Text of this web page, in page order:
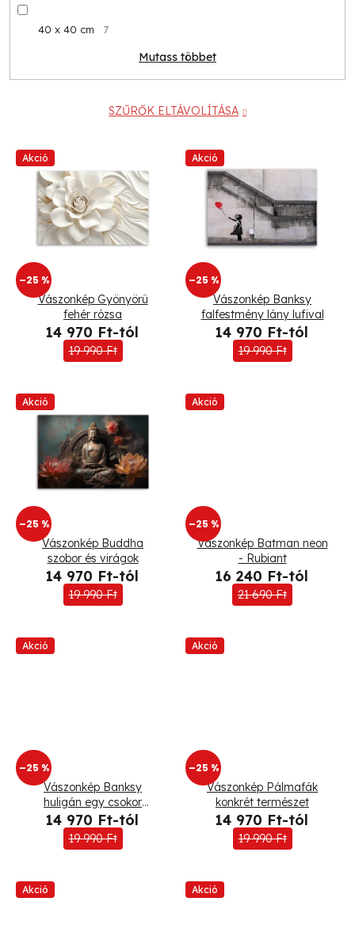
40 x 40 cm 7
Mutass többet
SZŰRŐK ELTÁVOLÍTÁSA
T
m
é
á
Akció
–25 %
Vászonkép Gyönyörû
fehér rózsa
14 970 Ft-tól
19 990 Ft
Akció
–25 %
Vászonkép Banksy
falfestmény lány lufival
14 970 Ft-tól
19 990 Ft
Akció
–25 %
Vászonkép Buddha
szobor és virágok
14 970 Ft-tól
19 990 Ft
Akció
–25 %
Vászonkép Batman neon
- Rubiant
16 240 Ft-tól
21 690 Ft
Akció
–25 %
Vászonkép Banksy
huligán egy csokor
virágot dobálva
14 970 Ft-tól
19 990 Ft
Akció
–25 %
Vászonkép Pálmafák
konkrét természet
14 970 Ft-tól
19 990 Ft
Akció Akció